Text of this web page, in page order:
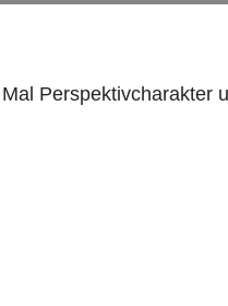
Perspektivcharakter